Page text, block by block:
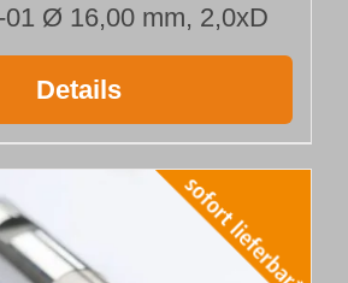
01 Ø 16,00 mm, 2,0xD
Details